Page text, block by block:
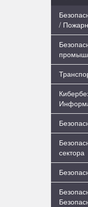
/
сектора